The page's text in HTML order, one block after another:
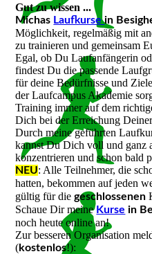
Gut zu wissen ...
Michas Laufkursein
Möglichkeit, regelmäßig mit
zu trainieren und gemeinsam
Egal, ob Du Laufanfängerin
findest Du die passende
für deine Bedürfnisse und
der Laufcampus Akademie
Training immer auf dem
Dich bei der Erreichung
Durch meine geführten
kannst Du Dich voll und ganz
konzentrieren und schon bald
NEU: Alle Teilnehmer, die
hatten, bekommen auf jeden
gültig für diegeschlossenen
Schaue Dir meine Kurse in
noch heute online an!
Zur besseren Organisation
(kostenlos!):